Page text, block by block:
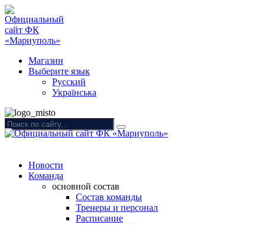
Магазин
Выберите язык
Русский
Українська
Новости
Команда
основной состав
Состав команды
Тренеры и персонал
Расписание